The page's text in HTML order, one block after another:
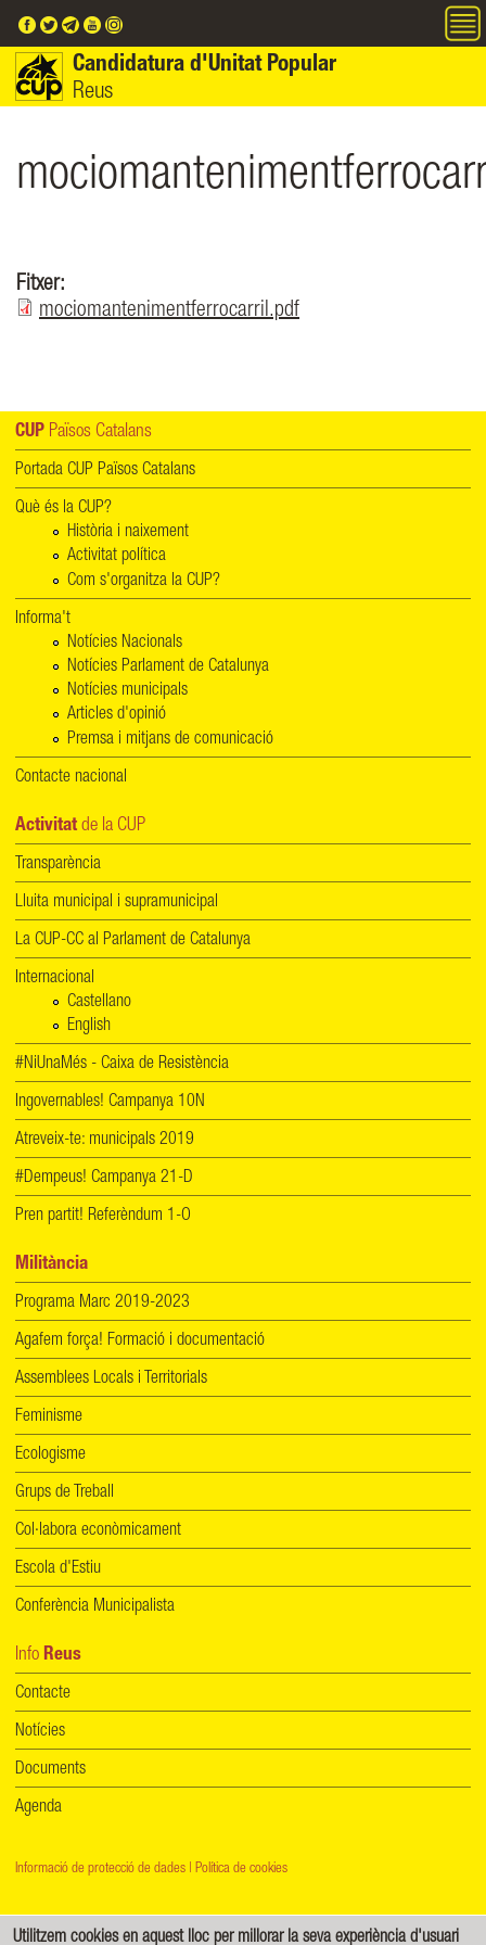
Candidatura d'Unitat Popular
Reus
Fitxer:
mociomantenimentferrocarril.pdf
CUP Països Catalans
Portada CUP Països Catalans
Què és la CUP?
Història i naixement
Activitat política
Com s'organitza la CUP?
Informa't
Notícies Nacionals
Notícies Parlament de Catalunya
Notícies municipals
Articles d'opinió
Premsa i mitjans de comunicació
Contacte nacional
Activitat de la CUP
Transparència
Lluita municipal i supramunicipal
La CUP-CC al Parlament de Catalunya
Internacional
Castellano
English
#NiUnaMés - Caixa de Resistència
Ingovernables! Campanya 10N
Atreveix-te: municipals 2019
#Dempeus! Campanya 21-D
Pren partit! Referèndum 1-O
Militància
Programa Marc 2019-2023
Agafem força! Formació i documentació
Assemblees Locals i Territorials
Feminisme
Ecologisme
Grups de Treball
Col·labora econòmicament
Escola d'Estiu
Conferència Municipalista
Info Reus
Contacte
Notícies
Documents
Agenda
Informació de protecció de dades | Política de cookies
Creative Commons - Reconeixement-CompartirIgual 4.0 Internacional (CC BY-SA 4.0)
Utilitzem cookies en aquest lloc per millorar la seva experiència d'usuari